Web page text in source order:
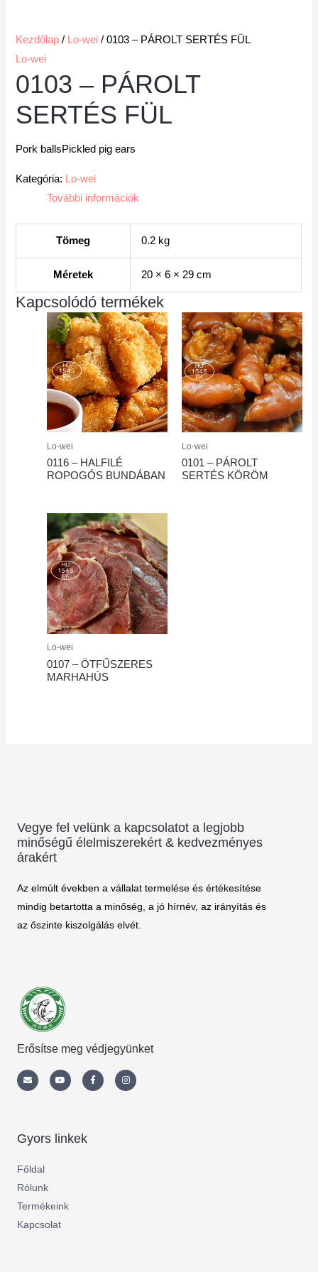
Kezdőlap / Lo-wei / 0103 – PÁROLT SERTÉS FÜL
Lo-wei
0103 – PÁROLT
SERTÉS FÜL
Pork ballsPickled pig ears
Kategória:
Lo-wei
További információk
Tömeg 0.2 kg
Méretek 20 × 6 × 29 cm
Kapcsolódó termékek
Lo-wei
0116 – HALFILÉ
ROPOGÓS BUNDÁBAN
Lo-wei
0101 – PÁROLT
SERTÉS KÖRÖM
Lo-wei
0107 – ÖTFŰSZERES
MARHAHÚS
Vegye fel velünk a kapcsolatot a legjobb
minőségű élelmiszerekért & kedvezményes
árakért
Az elmúlt években a vállalat termelése és értékesítése
mindig betartotta a minőség, a jó hírnév, az irányítás és
az őszinte kiszolgálás elvét.
Erősítse meg védjegyünket
f
Gyors linkek
Főldal
Rólunk
Termékeink
Kapcsolat